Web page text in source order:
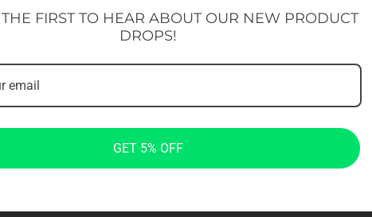
SICHERHEIT UND
Die Sicherheit steht an erster Stelle,
Kraftgeräte vollständig mit
nicht nur die Sicherheit beim Training,
Ändern des Widerstands ist ein Kinderspiel
Gewichtsbereich. Jede Hantelscheibe ist
geschützt.
FIRST TO HEAR ABOUT OUR NEW PRODUCT
DROPS!
GET 5% OFF